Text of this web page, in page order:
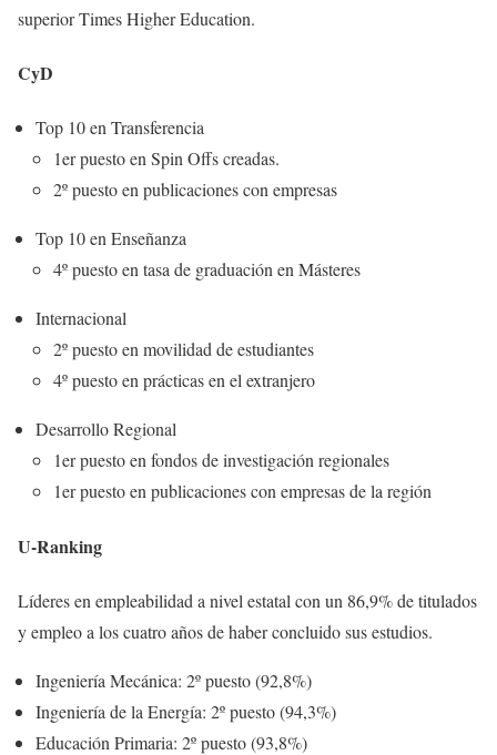
superior Times Higher Education.
CyD
Top 10 en Transferencia
1er puesto en Spin Offs creadas.
2º puesto en publicaciones con empresas
Top 10 en Enseñanza
4º puesto en tasa de graduación en Másteres
Internacional
2º puesto en movilidad de estudiantes
4º puesto en prácticas en el extranjero
Desarrollo Regional
1er puesto en fondos de investigación regionales
1er puesto en publicaciones con empresas de la región
U-Ranking
Líderes en empleabilidad a nivel estatal con un 86,9% de titulados
y empleo a los cuatro años de haber concluido sus estudios.
Ingeniería Mecánica: 2º puesto (92,8%)
Ingeniería de la Energía: 2º puesto (94,3%)
Educación Primaria: 2º puesto (93,8%)